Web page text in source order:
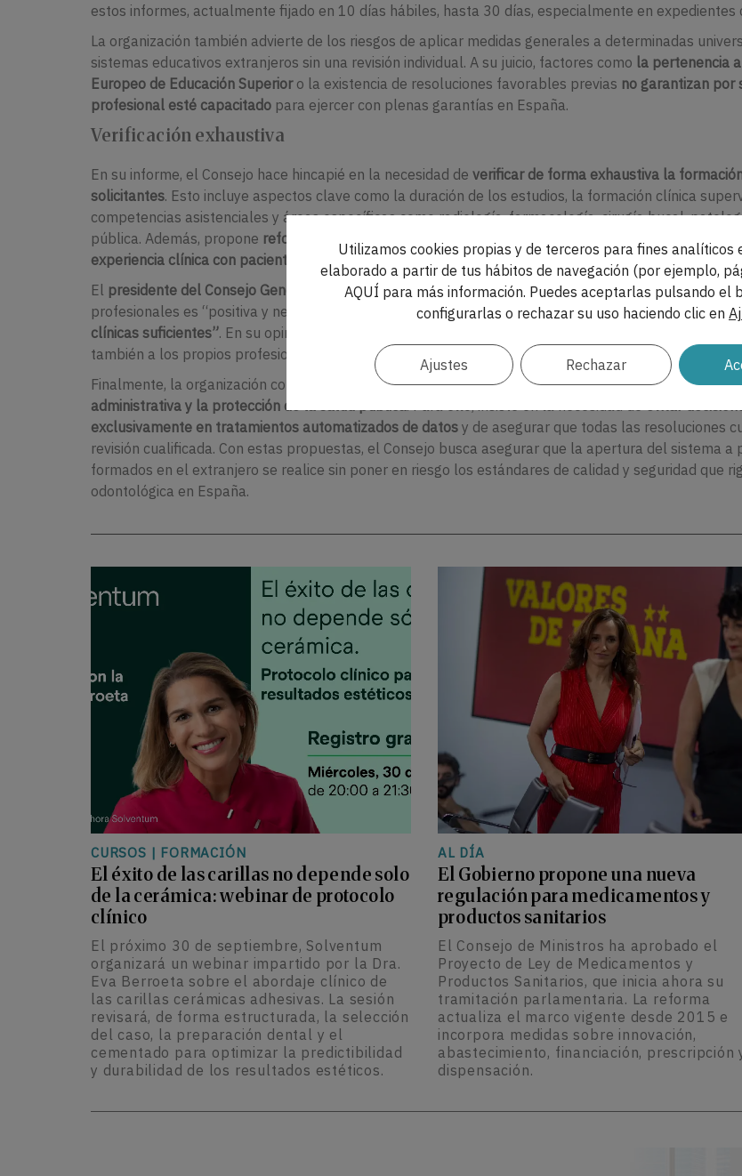
estos informes, actualmente fijado en 10 días hábiles, hasta 30 días, especialmente en expedientes
La organización también advierte de los riesgos de aplicar medidas generales a determinadas
sistemas educativos extranjeros sin una revisión individual. A su juicio, factores como la pertenencia
Europeo de Educación Superioro la existencia de resoluciones favorables previas no garantizan por
profesional esté capacitado para ejercer con plenas garantías en España.
Verificación exhaustiva
En su informe, el Consejo hace hincapié en la necesidad de verificar de forma exhaustiva la
solicitantes. Esto incluye aspectos clave como la duración de los estudios, la formación clínica
competencias asistenciales y áreas específicas como radiología, farmacología, cirugía bucal,
pública. Además, propone reforzar la documentación exigida, incorporando información detallada
experiencia clínica con pacientes
, la supervisión recibida y la habilitación profesional en el país de
El presidente del Consejo General, el doctor Óscar Castro Reino, ha destacado que la movilidad
profesionales es “positiva y necesaria”, pero debe realizarse con“seguridad jurídica, rigor académico
clínicas suficientes”. En su opinión, una homologación deficiente puede perjudicar no solo a los
también a los propios profesionales y al sistema sanitario en su conjunto.
Finalmente, la organización colegial solicita que el futuro Real Decreto logre unequilibrio entre la
administrativa y la protección de la salud pública
exclusivamente en tratamientos automatizados de datos y de asegurar que todas las resoluciones
revisión cualificada. Con estas propuestas, el Consejo busca asegurar que la apertura del sistema a
formados en el extranjero se realice sin poner en riesgo los estándares de calidad y seguridad que
odontológica en España.
CURSOS | FORMACIÓN
El éxito de las carillas no depende solo
de la cerámica: webinar de protocolo
clínico
El próximo 30 de septiembre, Solventum
organizará un webinar impartido por la Dra.
Eva Berroeta sobre el abordaje clínico de
las carillas cerámicas adhesivas. La sesión
revisará, de forma estructurada, la selección
del caso, la preparación dental y el
cementado para optimizar la predictibilidad
y durabilidad de los resultados estéticos.
AL DÍA
El Gobierno propone una nueva
regulación para medicamentos y
productos sanitarios
El Consejo de Ministros ha aprobado el
Proyecto de Ley de Medicamentos y
Productos Sanitarios, que inicia ahora su
tramitación parlamentaria. La reforma
actualiza el marco vigente desde 2015 e
incorpora medidas sobre innovación,
abastecimiento, financiación, prescripción
dispensación.
Utilizamos cookies propias y de terceros para fines analíticos
elaborado a partir de tus hábitos de navegación (por ejemplo,
AQUÍ para más información. Puedes aceptarlas pulsando el
configurarlas o rechazar su uso haciendo clic en
Rechazar
Ajustes